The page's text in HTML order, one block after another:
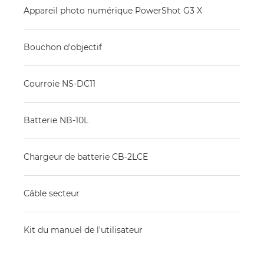
Appareil photo numérique PowerShot G3 X
Bouchon d'objectif
Courroie NS-DC11
Batterie NB-10L
Chargeur de batterie CB-2LCE
Câble secteur
Kit du manuel de l'utilisateur